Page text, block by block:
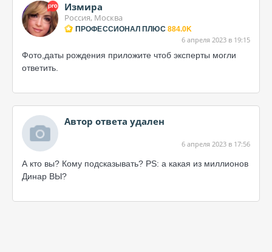
Измира
Россия, Москва
ПРОФЕССИОНАЛ ПЛЮС 884.0K
6 апреля 2023 в 19:15
Фото,даты рождения приложите чтоб эксперты могли
ответить.
Автор ответа удален
6 апреля 2023 в 17:56
А кто вы? Кому подсказывать? PS: а какая из миллионов
Динар ВЫ?